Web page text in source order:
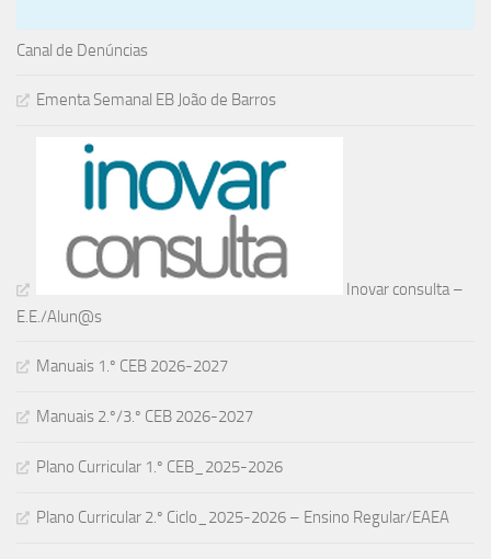
Canal de Denúncias
Ementa Semanal EB João de Barros
Inovar consulta –
E.E./Alun@s
Manuais 1.º CEB 2026-2027
Manuais 2.º/3.º CEB 2026-2027
Plano Curricular 1.º CEB_2025-2026
Plano Curricular 2.º Ciclo_2025-2026 – Ensino Regular/EAEA